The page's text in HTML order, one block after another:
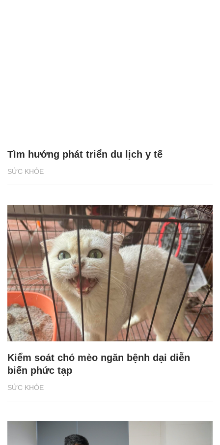
SỨC KHỎE
Tìm hướng phát triển du lịch y tế
SỨC KHỎE
Kiểm soát chó mèo ngăn bệnh dại diễn
biến phức tạp